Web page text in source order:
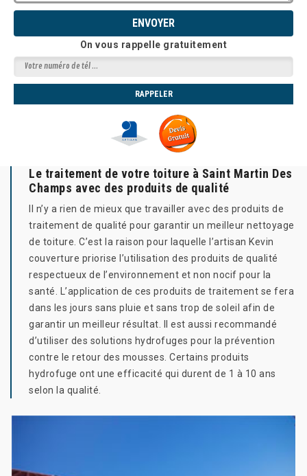
On vous rappelle gratuitement
Le traitement de votre toiture à Saint Martin Des
Champs avec des produits de qualité
Il n’y a rien de mieux que travailler avec des produits de
traitement de qualité pour garantir un meilleur nettoyage
de toiture. C’est la raison pour laquelle l’artisan Kevin
couverture priorise l’utilisation des produits de qualité
respectueux de l’environnement et non nocif pour la
santé. L’application de ces produits de traitement se fera
dans les jours sans pluie et sans trop de soleil afin de
garantir un meilleur résultat. Il est aussi recommandé
d’utiliser des solutions hydrofuges pour la prévention
contre le retour des mousses. Certains produits
hydrofuge ont une efficacité qui durent de 1 à 10 ans
selon la qualité.